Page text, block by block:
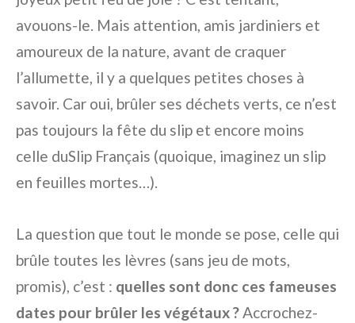
avouons-le. Mais attention, amis jardiniers et
amoureux de la nature, avant de craquer
l’allumette, il y a quelques petites choses à
savoir. Car oui, brûler ses déchets verts, ce n’est
pas toujours la fête du slip et encore moins
celle duSlip Français (quoique, imaginez un slip
en feuilles mortes…).
La question que tout le monde se pose, celle qui
brûle toutes les lèvres (sans jeu de mots,
promis), c’est : quelles sont donc ces fameuses
dates pour brûler les végétaux ?Accrochez-